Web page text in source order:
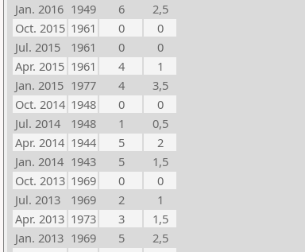
Jan. 2016 1949 6
2,5
Oct. 2015 1961 0
0
Jul. 2015
1961 0
0
Apr. 2015 1961 4
1
Jan. 2015 1977 4
3,5
Oct. 2014 1948 0
0
Jul. 2014
1948 1
0,5
Apr. 2014 1944 5
2
Jan. 2014 1943 5
1,5
Oct. 2013 1969 0
0
Jul. 2013
1969 2
1
Apr. 2013 1973 3
1,5
Jan. 2013 1969 5
2,5